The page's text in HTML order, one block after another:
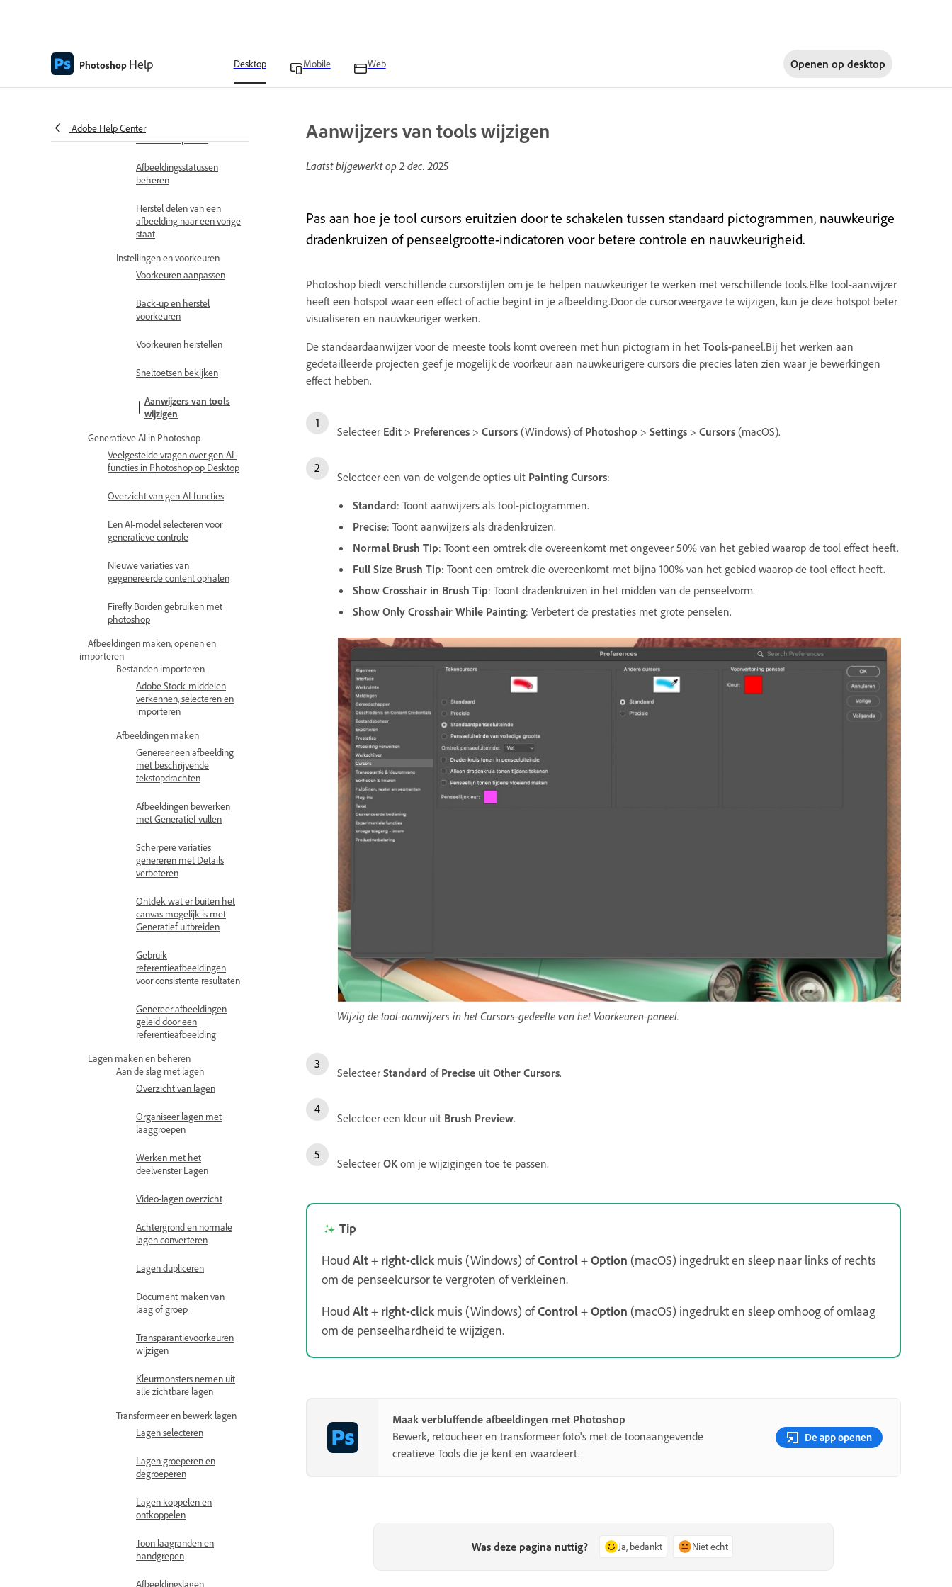
Photoshop Help Desktop Mobile Web Openen op desktop
Adobe Help Center
Gebruik
momentopnamen in het
Historie-paneel
afbeeldingstoestanden uit
het Historiepaneel
Afbeeldingsstatussen
beheren
Herstel delen van een
afbeelding naar een vorige
staat
Instellingen en voorkeuren
Voorkeuren aanpassen
Back-up en herstel
voorkeuren
Voorkeuren herstellen
Sneltoetsen bekijken
Aanwijzers van tools
wijzigen
Generatieve AI in Photoshop
Veelgestelde vragen over gen-AI-
functies in Photoshop op Desktop
Overzicht van gen-AI-functies
Een AI-model selecteren voor
generatieve controle
Nieuwe variaties van
gegenereerde content ophalen
Firefly Borden gebruiken met
photoshop
Afbeeldingen maken, openen en
importeren
Bestanden importeren
Adobe Stock-middelen
verkennen, selecteren en
importeren
Afbeeldingen maken
Genereer een afbeelding
met beschrijvende
tekstopdrachten
Afbeeldingen bewerken
met Generatief vullen
Scherpere variaties
genereren met Details
verbeteren
Ontdek wat er buiten het
canvas mogelijk is met
Generatief uitbreiden
Gebruik
referentieafbeeldingen
voor consistente resultaten
Genereer afbeeldingen
geleid door een
referentieafbeelding
Lagen maken en beheren
Aan de slag met lagen
Overzicht van lagen
Organiseer lagen met
laaggroepen
Werken met het
deelvenster Lagen
Video-lagen overzicht
Achtergrond en normale
lagen converteren
Lagen dupliceren
Document maken van
laag of groep
Transparantievoorkeuren
wijzigen
Kleurmonsters nemen uit
alle zichtbare lagen
Transformeer en bewerk lagen
Lagen selecteren
Lagen groeperen en
degroeperen
Lagen koppelen en
ontkoppelen
Toon laagranden en
handgrepen
Afbeeldingslagen
Aanwijzers van tools wijzigen
Laatst bijgewerkt op2 dec. 2025
Pas aan hoe je tool cursors eruitzien door te schakelen tussen standaard pictogrammen, nauwkeurige
dradenkruizen of penseelgrootte-indicatoren voor betere controle en nauwkeurigheid.
Photoshop biedt verschillende cursorstijlen om je te helpen nauwkeuriger te werken met verschillende tools.Elke tool-aanwijzer
heeft een hotspot waar een effect of actie begint in je afbeelding.Door de cursorweergave te wijzigen, kun je deze hotspot beter
visualiseren en nauwkeuriger werken.
De standaardaanwijzer voor de meeste tools komt overeen met hun pictogram in het Tools-paneel.Bij het werken aan
gedetailleerde projecten geef je mogelijk de voorkeur aan nauwkeurigere cursors die precies laten zien waar je bewerkingen
effect hebben.
Selecteer Edit > Preferences > Cursors (Windows) of Photoshop > Settings > Cursors (macOS).
Selecteer een van de volgende opties uit Painting Cursors:
Standard: Toont aanwijzers als tool-pictogrammen.
Precise: Toont aanwijzers als dradenkruizen.
Normal Brush Tip: Toont een omtrek die overeenkomt met ongeveer 50% van het gebied waarop de tool effect heeft.
Full Size Brush Tip: Toont een omtrek die overeenkomt met bijna 100% van het gebied waarop de tool effect heeft.
Show Crosshair in Brush Tip: Toont dradenkruizen in het midden van de penseelvorm.
Show Only Crosshair While Painting: Verbetert de prestaties met grote penselen.
Wijzig de tool-aanwijzers in het Cursors-gedeelte van het Voorkeuren-paneel.
Selecteer Standard of Precise uit Other Cursors.
Selecteer een kleur uit Brush Preview.
Selecteer OK om je wijzigingen toe te passen.
Tip
HoudAlt+ right-click muis (Windows) ofControl+Option (macOS) ingedrukt en sleep naar links of rechts
om de penseelcursor te vergroten of verkleinen.
HoudAlt+ right-click muis (Windows) ofControl+Option (macOS) ingedrukt en sleep omhoog of omlaag
om de penseelhardheid te wijzigen.
Maak verbluffende afbeeldingen met Photoshop
Bewerk, retoucheer en transformeer foto's met de toonaangevende
creatieve Tools die je kent en waardeert.
De app openen
Was deze pagina nuttig? Ja, bedankt Niet echt